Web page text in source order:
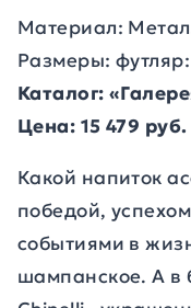
Материал:
Размеры: футляр:
Каталог:
Цена: 15 479 руб.
Какой напиток
победой,
событиями в
шампанское. А в